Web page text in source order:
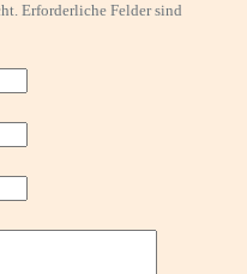
Erforderliche Felder sind